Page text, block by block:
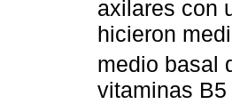
axilares con
hicieron
medio basal
vitaminas